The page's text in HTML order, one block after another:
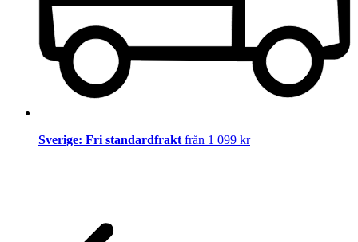
Sverige: Fri standardfrakt från 1 099 kr